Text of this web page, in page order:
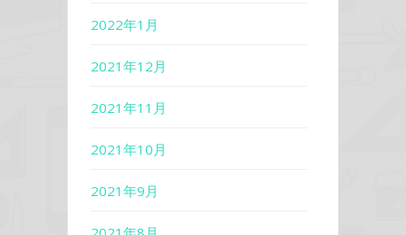
2022年1月
2021年12月
2021年11月
2021年10月
2021年9月